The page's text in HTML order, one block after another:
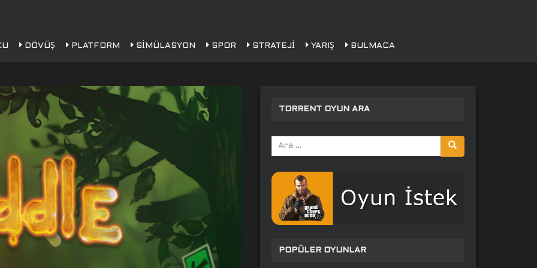
DÖVÜŞ PLATFORM SIMÜLASYON SPOR STRATEJI YARIŞ BULMACA
TORRENT OYUN ARA
Arama
yap:
POPÜLER OYUNLAR